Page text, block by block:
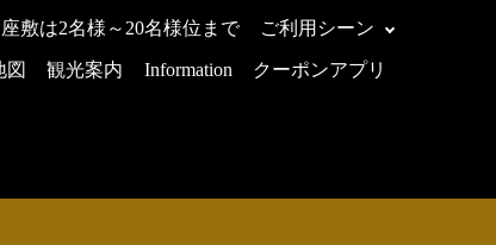
敷は2名様～20名様位まで ご利用シーン
図 観光案内 Information クーポンアプリ